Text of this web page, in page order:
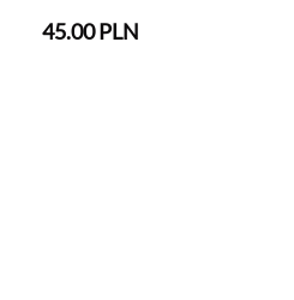
45.00 PLN